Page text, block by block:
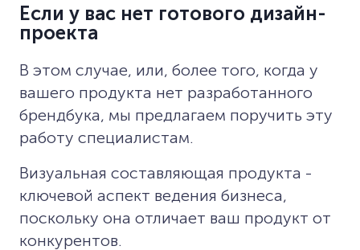
Если у вас нет готового дизайн-
проекта
В этом случае, или, более того, когда у
вашего продукта нет разработанного
брендбука, мы предлагаем поручить эту
работу специалистам.
Визуальная составляющая продукта -
ключевой аспект ведения бизнеса,
поскольку она отличает ваш продукт от
конкурентов.